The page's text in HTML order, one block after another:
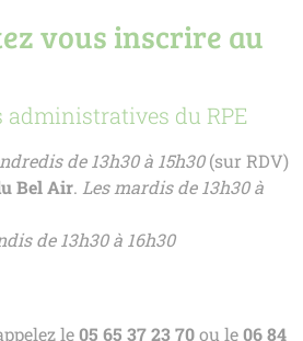
vous inscrire au
administratives du RPE
de 13h30 à 15h30(sur RDV)
Bel Air. Les mardis de 13h30 à
de 13h30 à 16h30
le05 65 37 23 70ou le06 84